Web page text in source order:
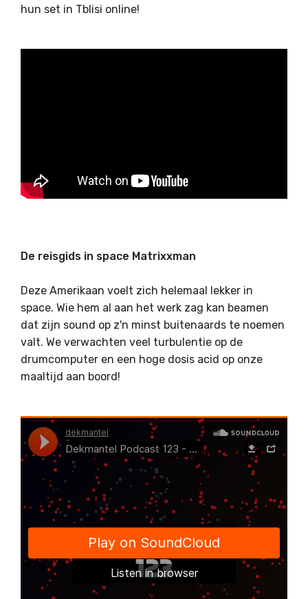
hun set in Tblisi online!
De reisgids in space Matrixxman
Deze Amerikaan voelt zich helemaal lekker in
space. Wie hem al aan het werk zag kan beamen
dat zijn sound op z'n minst buitenaards te noemen
valt. We verwachten veel turbulentie op de
drumcomputer en een hoge dosis acid op onze
maaltijd aan boord!